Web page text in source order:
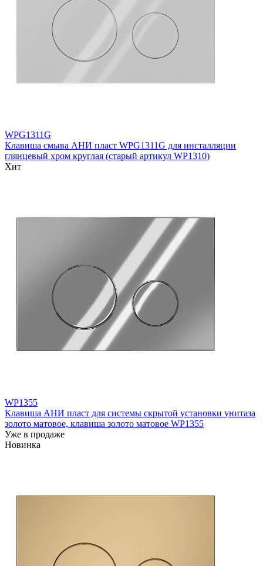
WPG1311G
Клавиша смыва АНИ пласт WPG1311G для инсталляции
глянцевый хром круглая (старый артикул WP1310)
Хит
WP1355
Клавиша АНИ пласт для системы скрытой установки унитаза
золото матовое, клавиша золото матовое WP1355
Уже в продаже
Новинка